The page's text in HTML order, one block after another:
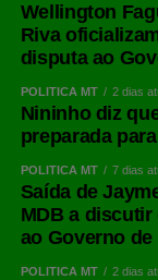
Wellington
Riva
disputa ao
POLÍTICA MT 2 dias
Nininho diz
preparada
POLÍTICA MT 7 dias
Saída de
MDB a
ao Governo de
POLÍTICA MT 2 dias